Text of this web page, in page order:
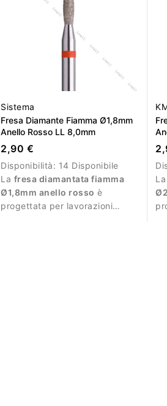
Sistema
Fresa Diamante Fiamma Ø1,8mm
Anello Rosso LL 8,0mm
2,90 €
Disponibilità: 14 Disponibile
La fresa diamantata fiamma
Ø1,8mm anello rosso è
progettata per lavorazioni
La